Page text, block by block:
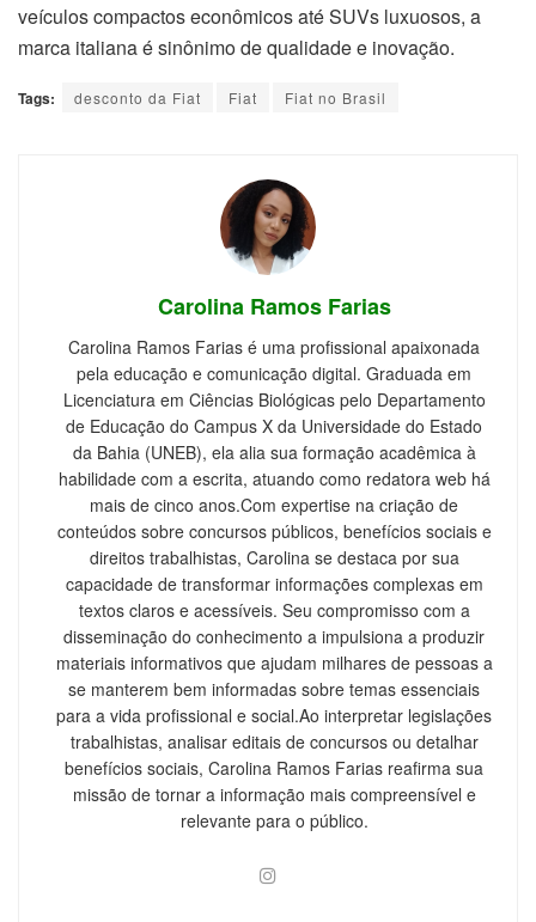
veículos compactos econômicos até SUVs luxuosos, a
marca italiana é sinônimo de qualidade e inovação.
Tags: desconto da Fiat Fiat Fiat no Brasil
Carolina Ramos Farias
Carolina Ramos Farias é uma profissional apaixonada
pela educação e comunicação digital. Graduada em
Licenciatura em Ciências Biológicas pelo Departamento
de Educação do Campus X da Universidade do Estado
da Bahia (UNEB), ela alia sua formação acadêmica à
habilidade com a escrita, atuando como redatora web há
mais de cinco anos.Com expertise na criação de
conteúdos sobre concursos públicos, benefícios sociais e
direitos trabalhistas, Carolina se destaca por sua
capacidade de transformar informações complexas em
textos claros e acessíveis. Seu compromisso com a
disseminação do conhecimento a impulsiona a produzir
materiais informativos que ajudam milhares de pessoas a
se manterem bem informadas sobre temas essenciais
para a vida profissional e social.Ao interpretar legislações
trabalhistas, analisar editais de concursos ou detalhar
benefícios sociais, Carolina Ramos Farias reafirma sua
missão de tornar a informação mais compreensível e
relevante para o público.